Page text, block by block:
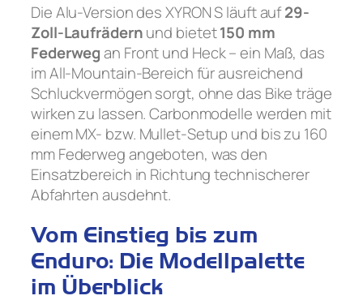
Die Alu-Version des XYRON S läuft auf29-
Zoll-Laufrädernund bietet150 mm
Federwegan Front und Heck – ein Maß, das
im All-Mountain-Bereich für ausreichend
Schluckvermögen sorgt, ohne das Bike träge
wirken zu lassen. Carbonmodelle werden mit
einem MX- bzw. Mullet-Setup und bis zu 160
mm Federweg angeboten, was den
Einsatzbereich in Richtung technischerer
Abfahrten ausdehnt.
Vom Einstieg bis zum
Enduro: Die Modellpalette
im Überblick